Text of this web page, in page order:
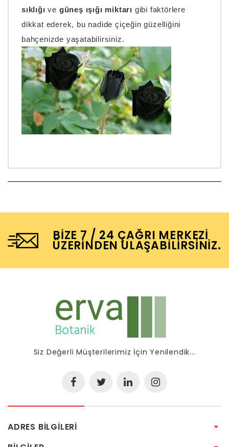
sıklığı ve güneş ışığı miktarı gibi faktörlere
dikkat ederek, bu nadide çiçeğin güzelliğini
bahçenizde yaşatabilirsiniz.
BIZE 7 / 24 ÇAĞRI MERKEZI
ÜZERINDEN ULAŞABILIRSINIZ.
Siz Değerli Müşterilerimiz İçin Yenilendik...
ADRES BILGILERI